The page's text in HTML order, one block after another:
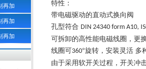
再加
再加
再加
特性：
带电磁驱动的直动式换向阀
孔型符合 DIN 24340 form A10,
可拆卸的高性能电磁线圈，更
线圈可360°旋转，安装灵活 多
由于采用软开关过程，开关冲